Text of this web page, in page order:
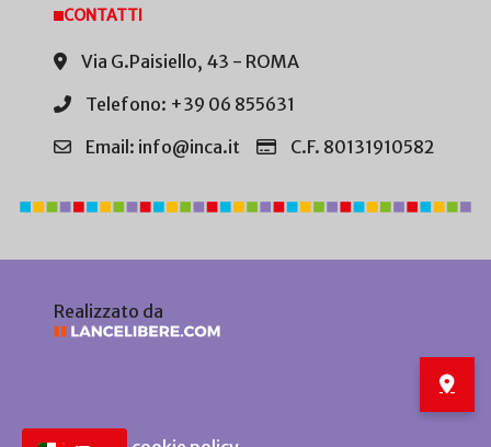
CONTATTI
Via G.Paisiello, 43 - ROMA
Telefono: +39 06 855631
Email: info@inca.it
C.F. 80131910582
Realizzato da